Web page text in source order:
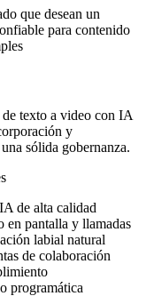
que desean un
para contenido
texto a video con IA
y
sólida gobernanza.
de alta calidad
en pantalla y llamadas
labial natural
de colaboración
programática